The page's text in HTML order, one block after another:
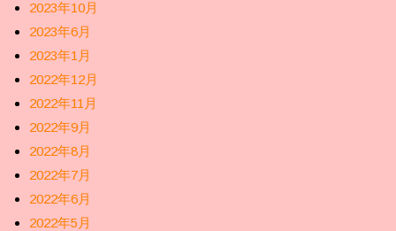
2023年10月
2023年6月
2023年1月
2022年12月
2022年11月
2022年9月
2022年8月
2022年7月
2022年6月
2022年5月